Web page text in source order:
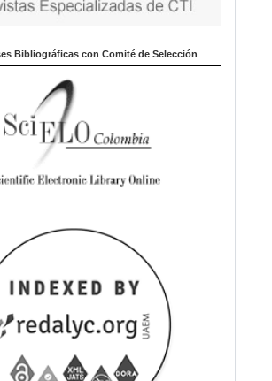
Bibliográficas con Comité de Selección